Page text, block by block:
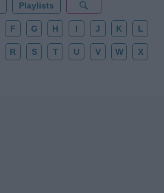
Playlists
F G H I J K L
R S T U V W X